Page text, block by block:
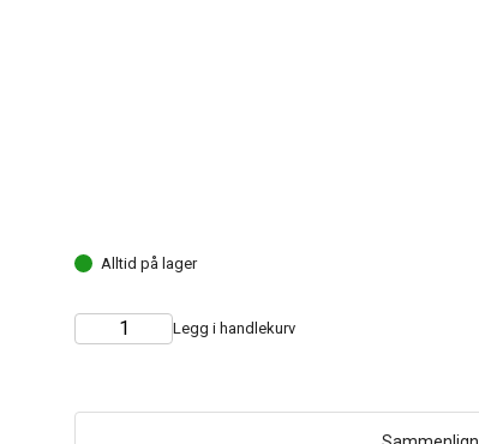
Alltid på lager
Choose
Quantity Legg i handlekurv